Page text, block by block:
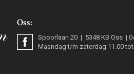
Oss:
Spoorlaan 20 5348 KB Oss
Maandag t/m zaterdag 11.00